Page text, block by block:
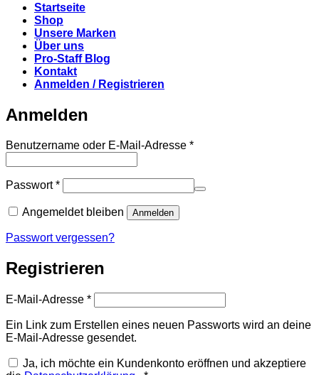
Startseite
Shop
Unsere Marken
Über uns
Pro-Staff Blog
Kontakt
Anmelden / Registrieren
Anmelden
Benutzername oder E-Mail-Adresse *Erforderlich
Passwort*Erforderlich
Angemeldet bleiben Anmelden
Passwort vergessen?
Registrieren
E-Mail-Adresse *Erforderlich
Ein Link zum Erstellen eines neuen Passworts wird an deine
E-Mail-Adresse gesendet.
Ja, ich möchte ein Kundenkonto eröffnen und akzeptiere